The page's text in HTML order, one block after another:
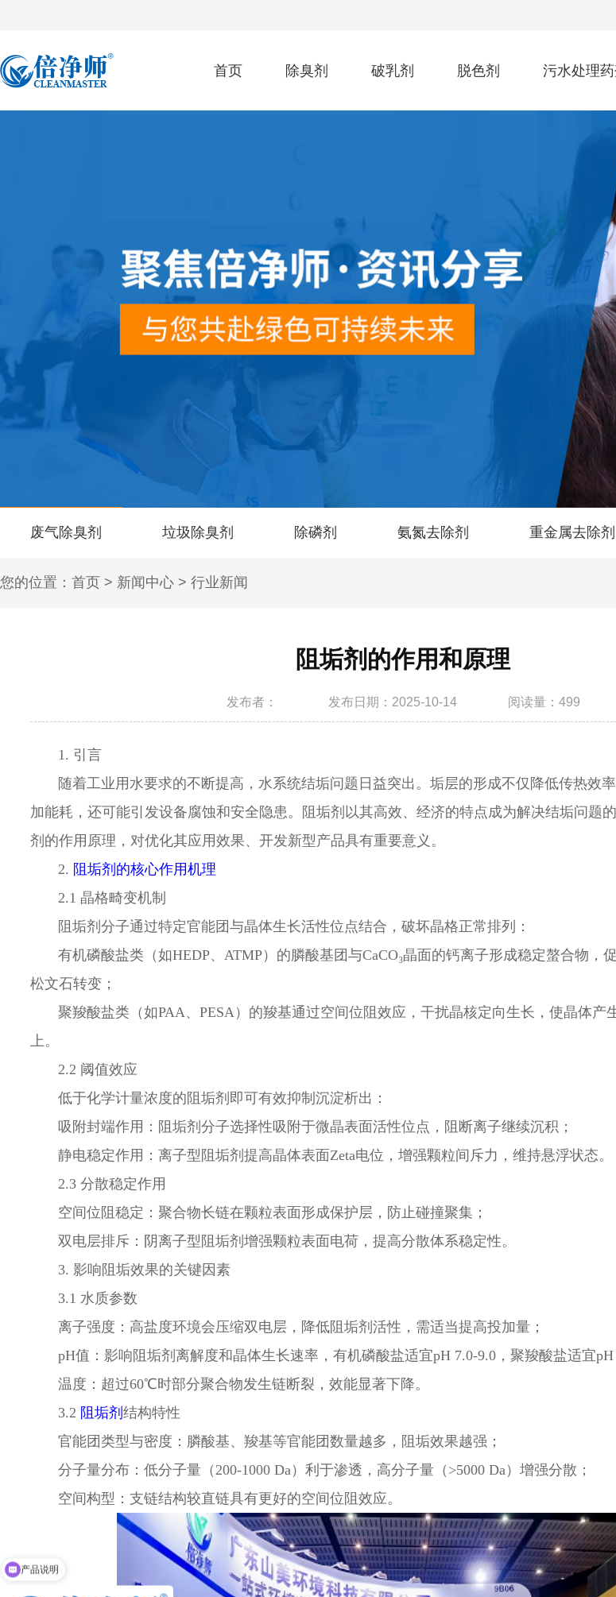
首页 除臭剂 破乳剂 脱色剂 污水处理药
废气除臭剂 垃圾除臭剂 除磷剂 氨氮去除剂 重金属去除剂
您的位置： 首页 > 新闻中心 > 行业新闻
阻垢剂的作用和原理
发布者： 发布 日期：2025-10-14 阅读量： 499
1. 引言
随着工业用水要求的不断提高，水系统结垢问题日益突出。垢层的形成不仅降低传热效
加能耗，还可能引发设备腐蚀和安全隐患。阻垢剂以其高效、经济的特点成为解决结垢问题
剂的作用原理，对优化其应用效果、开发新型产品具有重要意义。
2. 阻垢剂的核心作用机理
2.1 晶格畸变机制
阻垢剂分子通过特定官能团与晶体生长活性位点结合，破坏晶格正常排列：
有机磷酸盐类（如HEDP、ATMP）的膦酸基团与CaCO₃晶面的钙离子形成稳定螯合物，
松文石转变；
聚羧酸盐类（如PAA、PESA）的羧基通过空间位阻效应，干扰晶核定向生长，使晶体产
上。
2.2 阈值效应
低于化学计量浓度的阻垢剂即可有效抑制沉淀析出：
吸附封端作用：阻垢剂分子选择性吸附于微晶表面活性位点，阻断离子继续沉积；
静电稳定作用：离子型阻垢剂提高晶体表面Zeta电位，增强颗粒间斥力，维持悬浮状态。
2.3 分散稳定作用
空间位阻稳定：聚合物长链在颗粒表面形成保护层，防止碰撞聚集；
双电层排斥：阴离子型阻垢剂增强颗粒表面电荷，提高分散体系稳定性。
3. 影响阻垢效果的关键因素
3.1 水质参数
离子强度：高盐度环境会压缩双电层，降低阻垢剂活性，需适当提高投加量；
pH值：影响阻垢剂离解度和晶体生长速率，有机磷酸盐适宜pH 7.0-9.0，聚羧酸盐适宜pH
温度：超过60℃时部分聚合物发生链断裂，效能显著下降。
3.2 阻垢剂 结构特性
官能团类型与密度：膦酸基、羧基等官能团数量越多，阻垢效果越强；
分子量分布：低分子量（200-1000 Da）利于渗透，高分子量（>5000 Da）增强分散；
空间构型：支链结构较直链具有更好的空间位阻效应。
产品报价